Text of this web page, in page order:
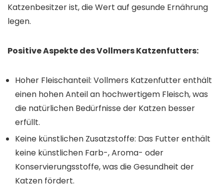
Katzenbesitzer ist, die Wert auf gesunde Ernährung
legen.
Positive Aspekte des Vollmers Katzenfutters:
Hoher Fleischanteil: Vollmers Katzenfutter enthält
einen hohen Anteil an hochwertigem Fleisch, was
die natürlichen Bedürfnisse der Katzen besser
erfüllt.
Keine künstlichen Zusatzstoffe: Das Futter enthält
keine künstlichen Farb-, Aroma- oder
Konservierungsstoffe, was die Gesundheit der
Katzen fördert.